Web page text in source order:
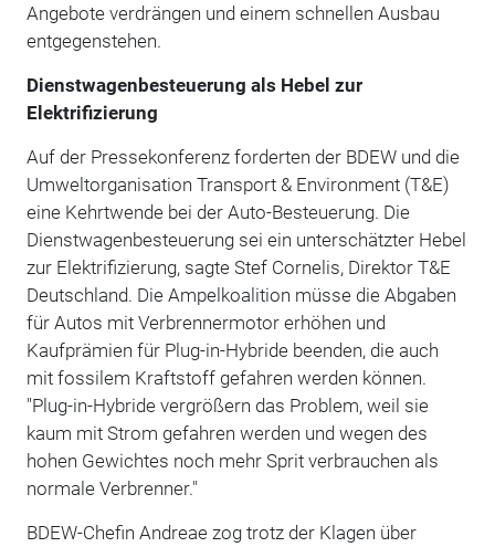
Angebote verdrängen und einem schnellen Ausbau
entgegenstehen.
Dienstwagenbesteuerung als Hebel zur
Elektrifizierung
Auf der Pressekonferenz forderten der BDEW und die
Umweltorganisation Transport & Environment (T&E)
eine Kehrtwende bei der Auto-Besteuerung. Die
Dienstwagenbesteuerung sei ein unterschätzter Hebel
zur Elektrifizierung, sagte Stef Cornelis, Direktor T&E
Deutschland. Die Ampelkoalition müsse die Abgaben
für Autos mit Verbrennermotor erhöhen und
Kaufprämien für Plug-in-Hybride beenden, die auch
mit fossilem Kraftstoff gefahren werden können.
"Plug-in-Hybride vergrößern das Problem, weil sie
kaum mit Strom gefahren werden und wegen des
hohen Gewichtes noch mehr Sprit verbrauchen als
normale Verbrenner."
BDEW-Chefin Andreae zog trotz der Klagen über